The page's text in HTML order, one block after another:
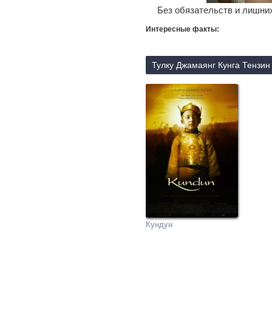
Без обязательств и
Интересные факты:
Тулку Джамаянг Кунга
Кундун